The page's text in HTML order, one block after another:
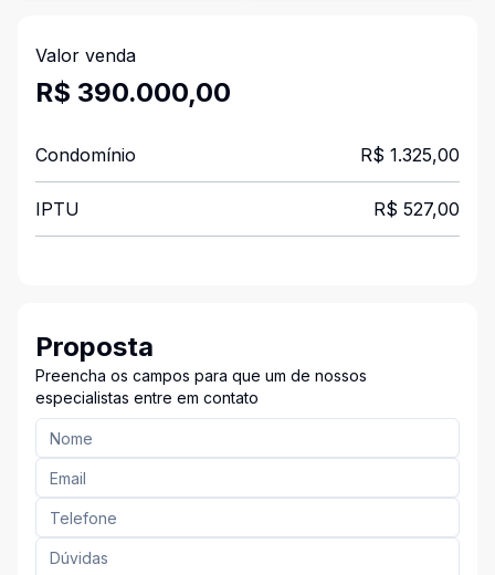
Valor venda
R$ 390.000,00
Condomínio R$ 1.325,00
IPTU R$ 527,00
Proposta
Preencha os campos para que um de nossos
especialistas entre em contato